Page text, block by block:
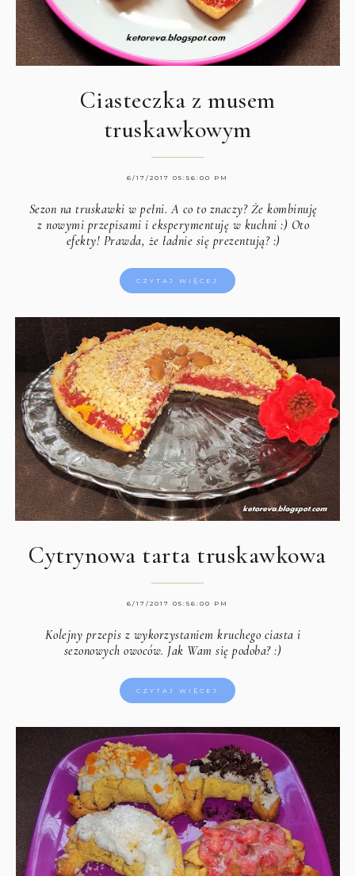
Ciasteczka z musem
truskawkowym
6/17/2017 05:56:00 PM
Sezon na truskawki w pełni. A co to znaczy? Że kombinuję
z nowymi przepisami i eksperymentuję w kuchni :) Oto
efekty! Prawda, że ładnie się prezentują? :)
CZYTAJ WIĘCEJ
Cytrynowa tarta truskawkowa
6/17/2017 05:56:00 PM
Kolejny przepis z wykorzystaniem kruchego ciasta i
sezonowych owoców. Jak Wam się podoba? :)
CZYTAJ WIĘCEJ